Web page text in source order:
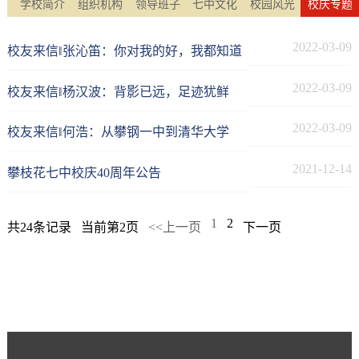
学校简介 组织机构 领导班子 七中文化 校园风光 校庆专题
校友来信‖张沁笛：你对我的好，我都知道 2022-03-09
校友来信‖杨汉波：背影已远，足迹犹鲜 2022-03-09
校友来信‖何浩：从攀钢一中到清华大学 2022-03-09
攀枝花七中校庆40周年公告 2021-12-14
共24条记录 当前第2页 <<上一页 1 2 下一页